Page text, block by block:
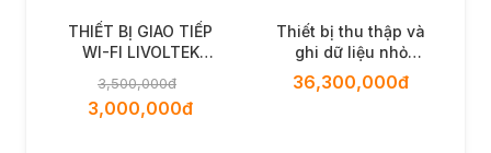
THIẾT BỊ GIAO TIẾP
WI-FI LIVOLTEK
PSD1000R11001
3,500,000đ
3,000,000đ
Thiết bị thu thập và
ghi dữ liệu nhỏ
Livoltek DataLogger
PSD-300
36,300,000đ